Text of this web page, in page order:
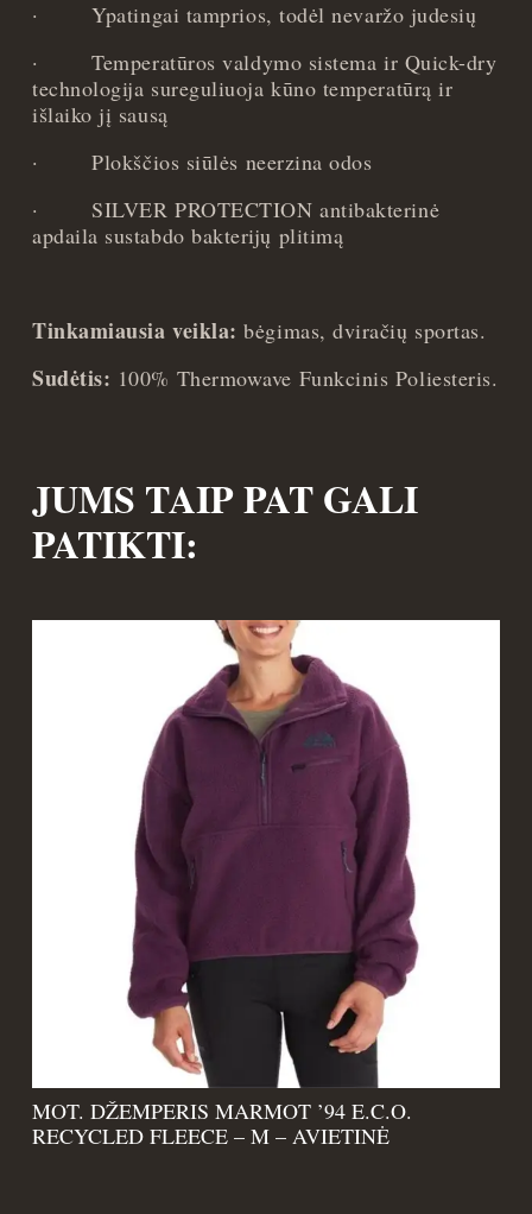
·
Ypatingai tamprios, todėl nevaržo judesių
·
Temperatūros valdymo sistema ir Quick-dry
technologija sureguliuoja kūno temperatūrą ir
išlaiko jį sausą
·
Plokščios siūlės neerzina odos
·
SILVER PROTECTION antibakterinė
apdaila sustabdo bakterijų plitimą
Tinkamiausia veikla: bėgimas, dviračių sportas.
Sudėtis: 100% Thermowave Funkcinis Poliesteris.
JUMS TAIP PAT GALI
PATIKTI:
MOT. DŽEMPERIS MARMOT ’94 E.C.O.
RECYCLED FLEECE – M – AVIETINĖ